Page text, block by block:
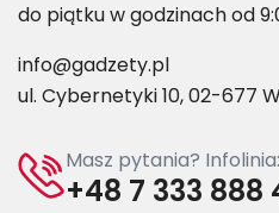
do piątku w godzinach od
info@gadzety.pl
ul. Cybernetyki 10, 02-677
Masz pytania? Infolinia:
+48 7 333 888